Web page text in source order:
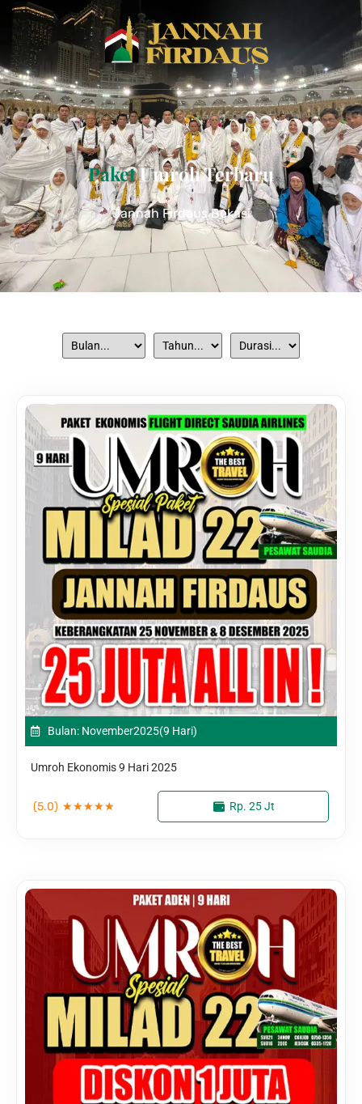
PaketUmroh Terbaru
Jannah Firdaus Bekasi
Bulan: November2025(9 Hari)
Umroh Ekonomis 9 Hari 2025
(5.0) ★★★★★ Rp. 25 Jt